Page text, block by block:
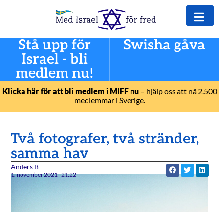
Stå upp för
Israel - bli
medlem nu!
Swisha gåva
Klicka här för att bli medlem i MIFF nu– hjälp oss att nå 2.500
medlemmar i Sverige.
Två fotografer, två stränder,
samma hav
Anders B
1. november 2021 21:22